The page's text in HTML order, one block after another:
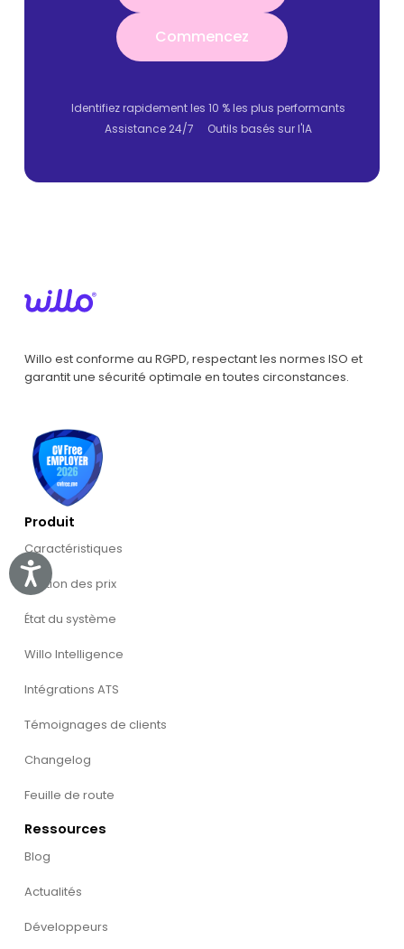
Accessibility
Commencez
Commencez
Identifiez rapidement les 10 % les plus performants
Assistance 24/7
Outils basés sur l'IA
Willo est conforme au RGPD, respectant les normes ISO et
garantit une sécurité optimale en toutes circonstances.
Produit
Caractéristiques
Fixation des prix
État du système
Willo Intelligence
Intégrations ATS
Témoignages de clients
Changelog
Feuille de route
Ressources
Blog
Actualités
Développeurs